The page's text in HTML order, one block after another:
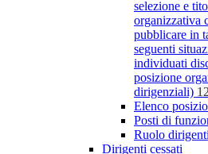
selezione e
organizzativa
pubblicare in
seguenti
individuati
posizione
dirigenziali) 12
Elenco
Posti di
Ruolo dirigenti
Dirigenti cessati